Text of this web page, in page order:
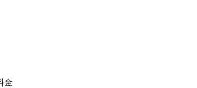
金